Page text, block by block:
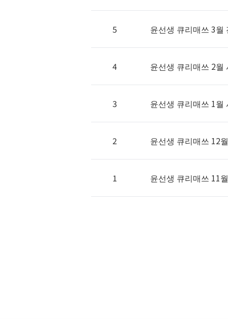
5 윤선생 큐리매쓰 3
4 윤선생 큐리매쓰 2월
3 윤선생 큐리매쓰 1월
2 윤선생 큐리매쓰 12
1 윤선생 큐리매쓰 11